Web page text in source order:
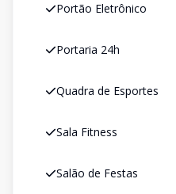
Portão Eletrônico
Portaria 24h
Quadra de Esportes
Sala Fitness
Salão de Festas